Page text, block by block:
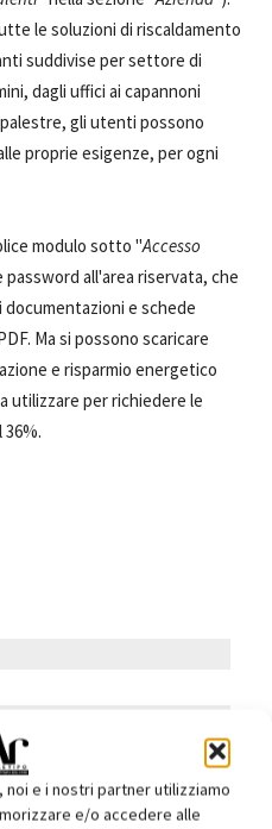
e i nostri partner utilizziamo
e/o accedere alle
le soluzioni di riscaldamento
suddivise per settore di
dagli uffici ai capannoni
gli utenti possono
proprie esigenze, per ogni
modulo sotto "Accesso
all'area riservata, che
e schede
Ma si possono scaricare
e risparmio energetico
utilizzare per richiedere le